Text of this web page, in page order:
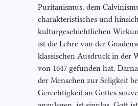
Puritanismus, dem
charakteristisches und
kulturgeschichtlichen
ist die Lehre von der
klassischen Ausdruck in der
von 1647 gefunden hat.
der Menschen zur Seligkeit
Gerechtigkeit an Gottes